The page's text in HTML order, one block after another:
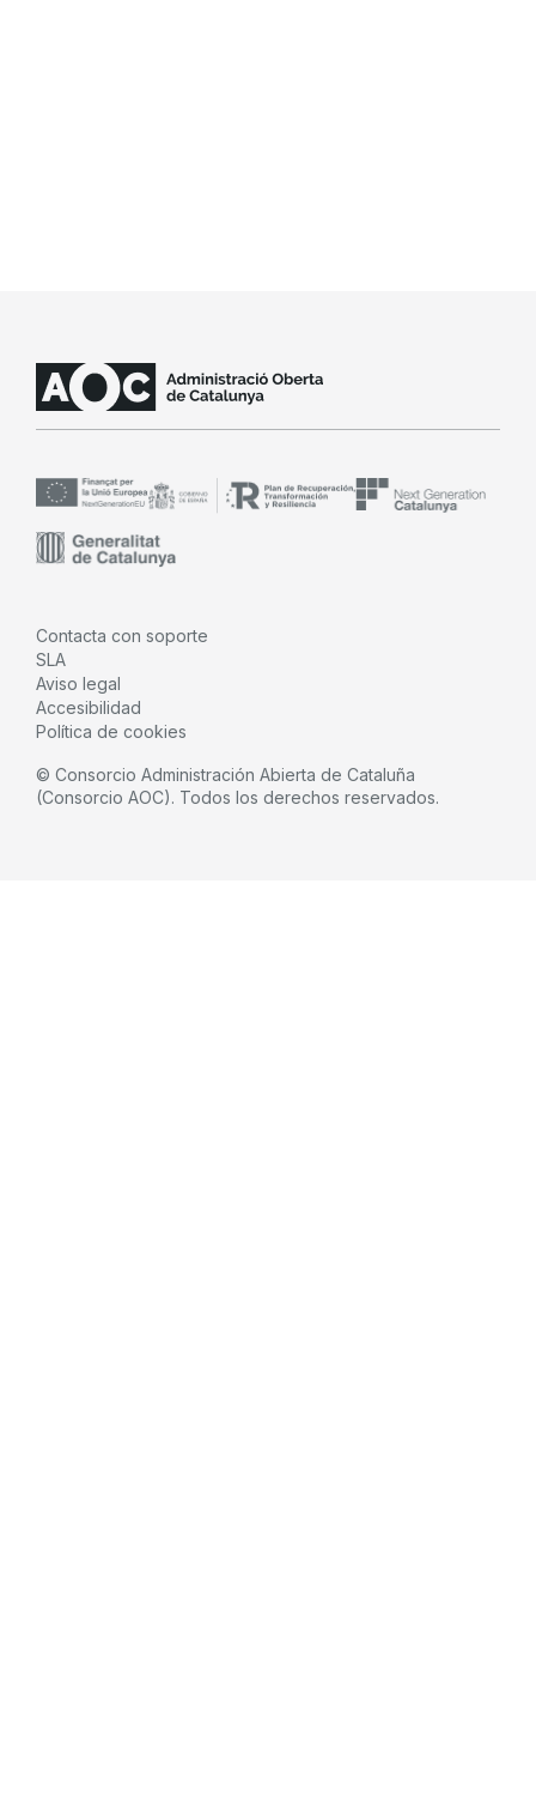
Contacta con soporte
SLA
Aviso legal
Accesibilidad
Política de cookies
© Consorcio Administración Abierta de Cataluña
(Consorcio AOC). Todos los derechos reservados.